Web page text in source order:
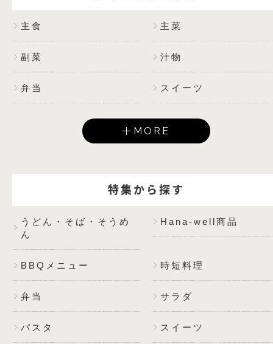
主食 主菜
副菜 汁物
弁当 スイーツ
MORE
特集から探す
うどん・そば・そうめ
ん
Hana-well商品
BBQメニュー 時短料理
弁当 サラダ
パスタ スイーツ